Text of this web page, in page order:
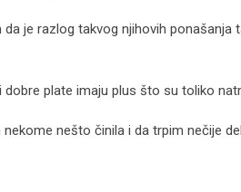
je razlog takvog njihovih
plate imaju plus što su toliko
nešto činila i da trpim nečije